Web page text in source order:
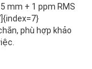
mm + 1 ppm RMS
phù hợp khảo